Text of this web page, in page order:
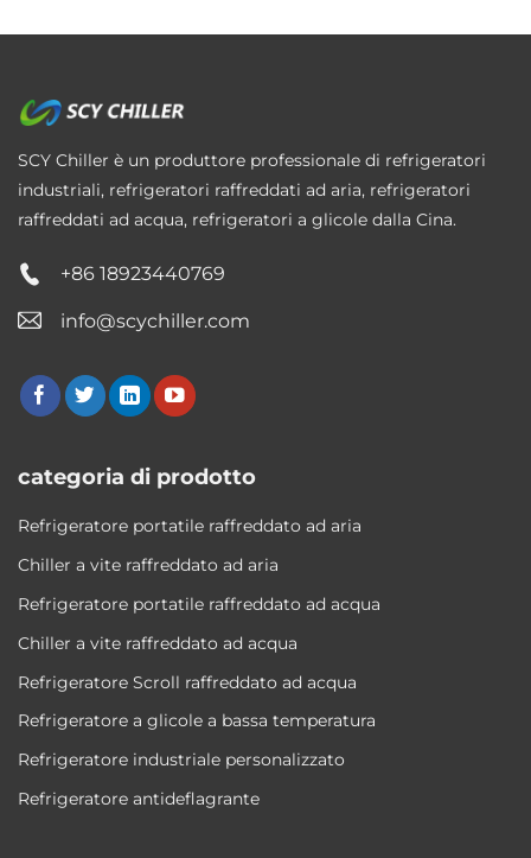
SCY Chiller è un produttore professionale di refrigeratori
industriali, refrigeratori raffreddati ad aria, refrigeratori
raffreddati ad acqua, refrigeratori a glicole dalla Cina.
+86 18923440769
info@scychiller.com
categoria di prodotto
Refrigeratore portatile raffreddato ad aria
Chiller a vite raffreddato ad aria
Refrigeratore portatile raffreddato ad acqua
Chiller a vite raffreddato ad acqua
Refrigeratore Scroll raffreddato ad acqua
Refrigeratore a glicole a bassa temperatura
Refrigeratore industriale personalizzato
Refrigeratore antideflagrante